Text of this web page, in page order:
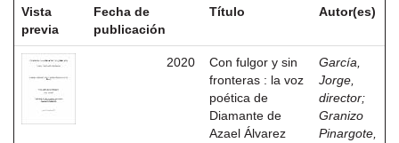
Vista
previa
Fecha de
publicación
Título Autor(es)
2020
Con fulgor y sin
fronteras : la voz
poética de
Diamante de
Azael Álvarez
García,
Jorge,
director;
Granizo
Pinargote,